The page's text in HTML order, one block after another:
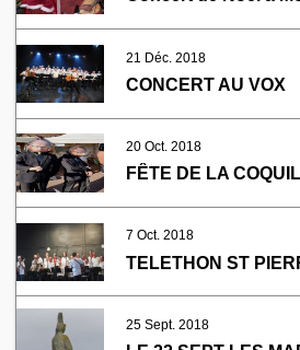
21 Déc. 2018
CONCERT AU VOX
20 Oct. 2018
7 Oct. 2018
TELETHON ST
25 Sept. 2018